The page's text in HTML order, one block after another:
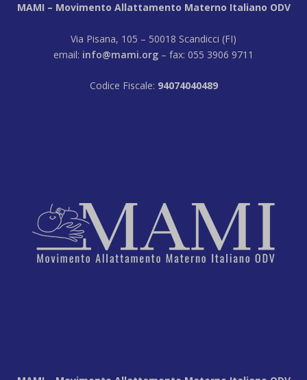
MAMI – Movimento Allattamento Materno Italiano ODV
Via Pisana, 105 – 50018 Scandicci (FI)
email: info@mami.org – fax: 055 3906 9711
Codice Fiscale: 94074040489